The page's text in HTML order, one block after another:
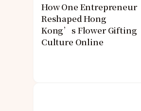
How One Entrepreneur
Reshaped Hong
Kong’s Flower Gifting
Culture Online